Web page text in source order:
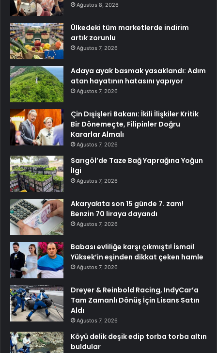
Ağustos 8, 2026
Ülkedeki tüm marketlerde indirim
artık zorunlu
Ağustos 7, 2026
Adaya ayak basmak yasaklandı: Adım
atan hayatının hatasını yapıyor
Ağustos 7, 2026
Çin Dışişleri Bakanı: İkili İlişkiler Kritik
Bir Dönemeçte, Filipinler Doğru
Kararlar Almalı
Ağustos 7, 2026
Sarıgöl’de Taze Bağ Yaprağına Yoğun
İlgi
Ağustos 7, 2026
Akaryakıta son 15 günde 7. zam!
Benzin 70 liraya dayandı
Ağustos 7, 2026
Babası evliliğe karşı çıkmıştı! İsmail
Yüksek’in eşinden dikkat çeken hamle
Ağustos 7, 2026
Dreyer & Reinbold Racing, IndyCar’a
Tam Zamanlı Dönüş İçin Lisans Satın
Aldı
Ağustos 7, 2026
Köyü delik deşik edip torba torba altın
buldular